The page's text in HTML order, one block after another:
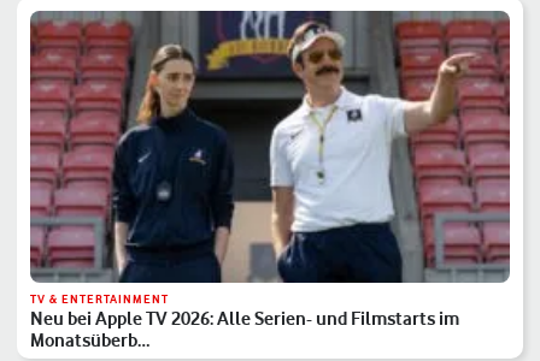
TV & ENTERTAINMENT
Neu bei Apple TV 2026: Alle Serien- und Filmstarts im
Monatsüberb…